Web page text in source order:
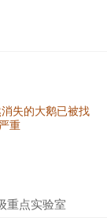
失的大鹅已被找
重
重点实验室